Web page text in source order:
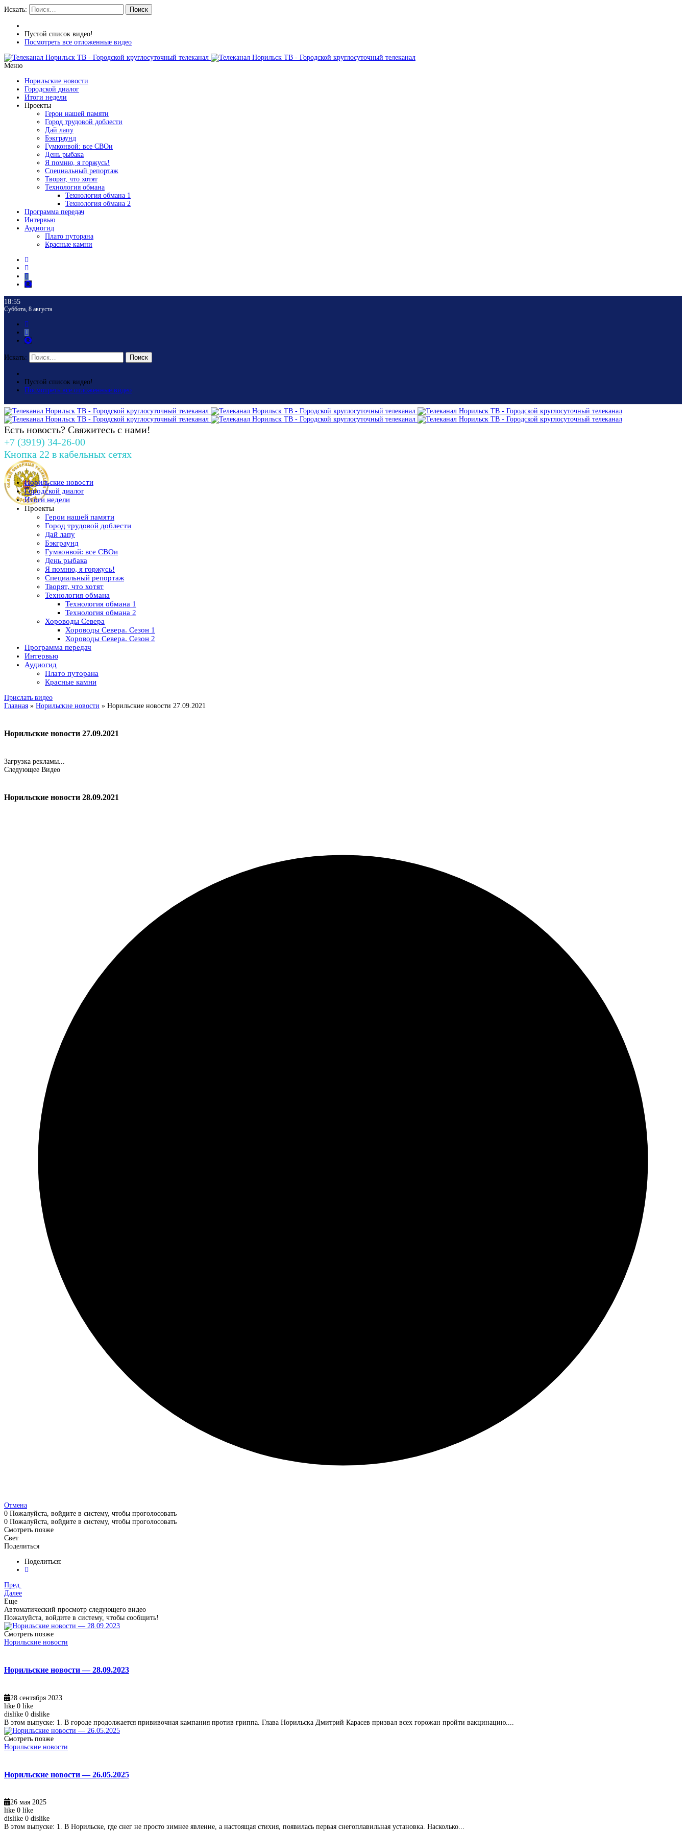
Искать: Поиск
Пустой список видео!
Посмотреть все отложенные видео
Меню
Норильские новости
Городской диалог
Итоги недели
Проекты
Герои нашей памяти
Город трудовой доблести
Дай лапу
Бэкграунд
Гумконвой: все СВОи
День рыбака
Я помню, я горжусь!
Специальный репортаж
Творят, что хотят
Технология обмана
Технология обмана 1
Технология обмана 2
Программа передач
Интервью
Аудиогид
Плато путорана
Красные камни
18:55
Суббота, 8 августа
Искать: Поиск
Пустой список видео!
Посмотреть все отложенные видео
Есть новость? Свяжитесь с нами!
+7 (3919) 34-26-00
Кнопка 22 в кабельных сетях
Норильские новости
Городской диалог
Итоги недели
Проекты
Герои нашей памяти
Город трудовой доблести
Дай лапу
Бэкграунд
Гумконвой: все СВОи
День рыбака
Я помню, я горжусь!
Специальный репортаж
Творят, что хотят
Технология обмана
Технология обмана 1
Технология обмана 2
Хороводы Севера
Хороводы Севера. Сезон 1
Хороводы Севера. Сезон 2
Программа передач
Интервью
Аудиогид
Плато путорана
Красные камни
Прислать видео
Главная » Норильские новости » Норильские новости 27.09.2021
Норильские новости 27.09.2021
Загрузка рекламы...
Следующее Видео
Норильские новости 28.09.2021
Отмена
0 Пожалуйста, войдите в систему, чтобы проголосовать
0 Пожалуйста, войдите в систему, чтобы проголосовать
Смотреть позже
Свет
Поделиться
Поделиться:
Пред.
Далее
Еще
Автоматический просмотр следующего видео
Пожалуйста, войдите в систему, чтобы сообщить!
Смотреть позже
Норильские новости
Норильские новости — 28.09.2023
28 сентября 2023
like 0 like
dislike 0 dislike
В этом выпуске: 1. В городе продолжается прививочная кампания против гриппа. Глава Норильска Дмитрий Карасев призвал всех горожан пройти вакцинацию....
Смотреть позже
Норильские новости
Норильские новости — 26.05.2025
26 мая 2025
like 0 like
dislike 0 dislike
В этом выпуске: 1. В Норильске, где снег не просто зимнее явление, а настоящая стихия, появилась первая снегоплавильная установка. Насколько...